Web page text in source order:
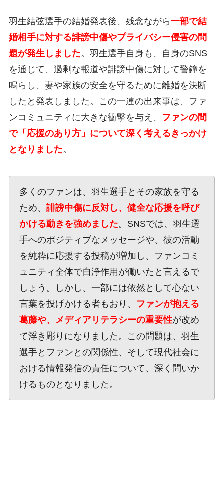
羽生結弦選手の結婚発表後、残念ながら一部で結
婚相手に対する誹謗中傷やプライバシー侵害の問
題が発生しました。羽生選手自身も、自身のSNS
を通じて、過剰な報道や誹謗中傷に対して警鐘を
鳴らし、妻や家族の安全を守るために離婚を決断
したと発表しました。この一連の出来事は、ファ
ンコミュニティに大きな衝撃を与え、
ファンの間
で「応援のあり方」について深く考えるきっかけ
となりました。
多くのファンは、羽生選手とその家族を守る
ため、 誹謗中傷に反対し、健全な応援を呼び
かける動きを強めました。SNSでは、羽生選
手へのポジティブなメッセージや、彼の活動
を純粋に応援する投稿が増加し、ファンコミ
ュニティ全体で自浄作用が働いたと言えるで
しょう。しかし、一部には依然として心ない
言葉を投げかける者もおり、
ファンが抱える
葛藤や、メディアリテラシーの重要性が改め
て浮き彫りになりました。この問題は、羽生
選手とファンとの関係性、そして現代社会に
おける情報発信の責任について、深く問いか
けるものとなりました。